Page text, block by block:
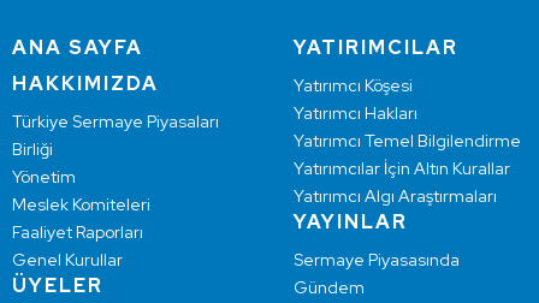
ANA SAYFA
HAKKIMIZDA
Türkiye Sermaye Piyasaları
Birliği
Yönetim
Meslek Komiteleri
Faaliyet Raporları
Genel Kurullar
ÜYELER
YATIRIMCILAR
Yatırımcı Köşesi
Yatırımcı Hakları
Yatırımcı Temel Bilgilendirme
Yatırımcılar İçin Altın Kurallar
Yatırımcı Algı Araştırmaları
YAYINLAR
Sermaye Piyasasında
Gündem